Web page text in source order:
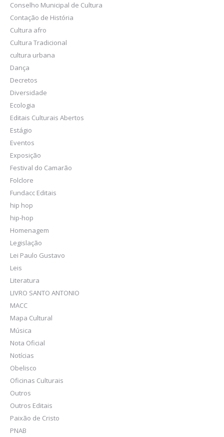
Conselho Municipal de Cultura
Contação de História
Cultura afro
Cultura Tradicional
cultura urbana
Dança
Decretos
Diversidade
Ecologia
Editais Culturais Abertos
Estágio
Eventos
Exposição
Festival do Camarão
Folclore
Fundacc Editais
hip hop
hip-hop
Homenagem
Legislação
Lei Paulo Gustavo
Leis
Literatura
LIVRO SANTO ANTONIO
MACC
Mapa Cultural
Música
Nota Oficial
Notícias
Obelisco
Oficinas Culturais
Outros
Outros Editais
Paixão de Cristo
PNAB